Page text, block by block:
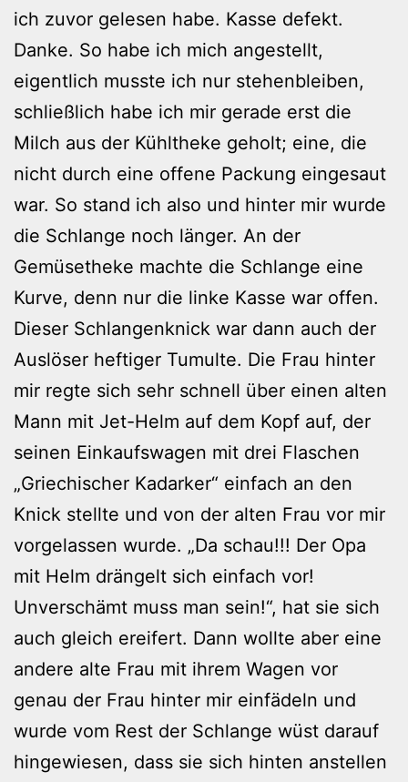
ich zuvor gelesen habe. Kasse defekt.
Danke. So habe ich mich angestellt,
eigentlich musste ich nur stehenbleiben,
schließlich habe ich mir gerade erst die
Milch aus der Kühltheke geholt; eine, die
nicht durch eine offene Packung eingesaut
war. So stand ich also und hinter mir wurde
die Schlange noch länger. An der
Gemüsetheke machte die Schlange eine
Kurve, denn nur die linke Kasse war offen.
Dieser Schlangenknick war dann auch der
Auslöser heftiger Tumulte. Die Frau hinter
mir regte sich sehr schnell über einen alten
Mann mit Jet-Helm auf dem Kopf auf, der
seinen Einkaufswagen mit drei Flaschen
„Griechischer Kadarker“ einfach an den
Knick stellte und von der alten Frau vor mir
vorgelassen wurde. „Da schau!!! Der Opa
mit Helm drängelt sich einfach vor!
Unverschämt muss man sein!“, hat sie sich
auch gleich ereifert. Dann wollte aber eine
andere alte Frau mit ihrem Wagen vor
genau der Frau hinter mir einfädeln und
wurde vom Rest der Schlange wüst darauf
hingewiesen, dass sie sich hinten anstellen